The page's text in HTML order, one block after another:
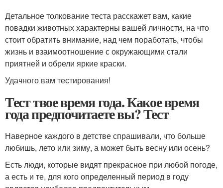
Детальное толкование теста расскажет вам, какие
повадки животных характерны вашей личности, на что
стоит обратить внимание, над чем поработать, чтобы
жизнь и взаимоотношение с окружающими стали
приятней и обрели яркие краски.
Удачного вам тестирования!
Тест твое время года. Какое время
года предпочитаете вы? Тест
Наверное каждого в детстве спрашивали, что больше
любишь, лето или зиму, а может быть весну или осень?
Есть люди, которые видят прекрасное при любой погоде,
а есть и те, для кого определенный период в году